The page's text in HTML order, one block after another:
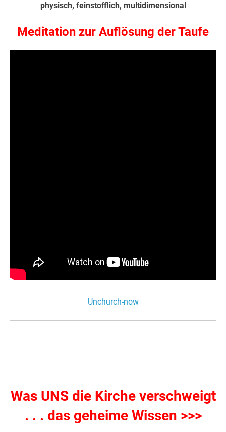
physisch, feinstofflich, multidimensional
Meditation zur Auflösung der Taufe
Unchurch-now
Was UNS die Kirche verschweigt
. . . das geheime Wissen >>>